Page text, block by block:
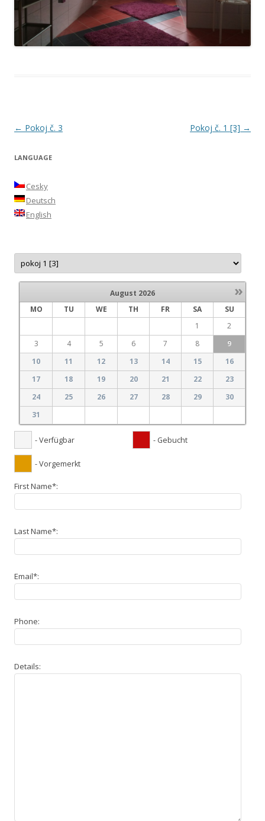
Post
← Pokoj č. 3 Pokoj č. 1 [3] →
LANGUAGE
Cesky
Deutsch
English
»
August 2026
MO
TU WE TH FR SA
SU
1
2
3
4 5 6 7 8
9
10
11 12 13 14 15
16
17
18 19 20 21 22
23
24
25 26 27 28 29
30
31
- Verfügbar - Gebucht
- Vorgemerkt
First Name*:
Last Name*:
Email*:
Phone:
Details: